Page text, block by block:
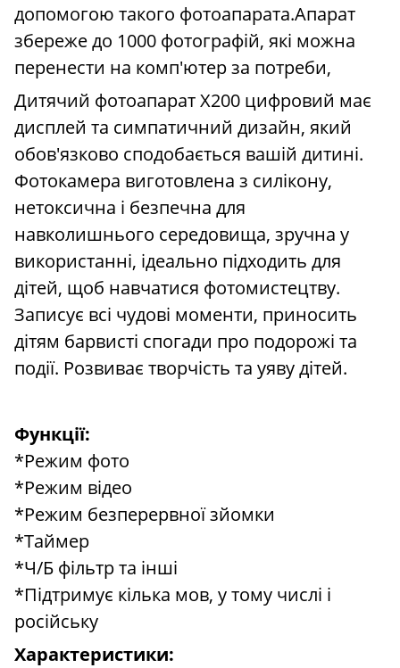
допомогою такого фотоапарата.Апарат
збереже до 1000 фотографій, які можна
перенести на комп'ютер за потреби,
Дитячий фотоапарат X200 цифровий має
дисплей та симпатичний дизайн, який
обов'язково сподобається вашій дитині.
Фотокамера виготовлена ​​з силікону,
нетоксична і безпечна для
навколишнього середовища, зручна у
використанні, ідеально підходить для
дітей, щоб навчатися фотомистецтву.
Записує всі чудові моменти, приносить
дітям барвисті спогади про подорожі та
події. Розвиває творчість та уяву дітей.
Функції:
*Режим фото
*Режим відео
*Режим безперервної зйомки
*Таймер
*Ч/Б фільтр та інші
*Підтримує кілька мов, у тому числі і
російську
Характеристики: